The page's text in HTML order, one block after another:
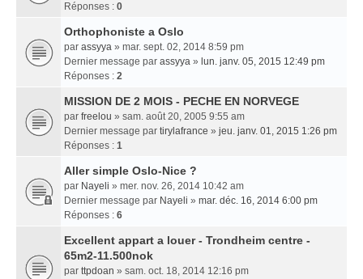
Réponses : 0
Orthophoniste a Oslo
par assyya » mar. sept. 02, 2014 8:59 pm
Dernier message par assyya » lun. janv. 05, 2015 12:49 pm
Réponses : 2
MISSION DE 2 MOIS - PECHE EN NORVEGE
par freelou » sam. août 20, 2005 9:55 am
Dernier message par tirylafrance » jeu. janv. 01, 2015 1:26 pm
Réponses : 1
Aller simple Oslo-Nice ?
par Nayeli » mer. nov. 26, 2014 10:42 am
Dernier message par Nayeli » mar. déc. 16, 2014 6:00 pm
Réponses : 6
Excellent appart a louer - Trondheim centre -
65m2-11.500nok
par ttpdoan » sam. oct. 18, 2014 12:16 pm